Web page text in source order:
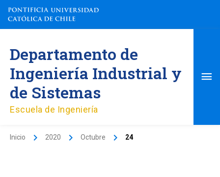
contenido
Departamento de
Ingeniería Industrial y
de Sistemas
Escuela de Ingeniería
Inicio 2020 Octubre 24